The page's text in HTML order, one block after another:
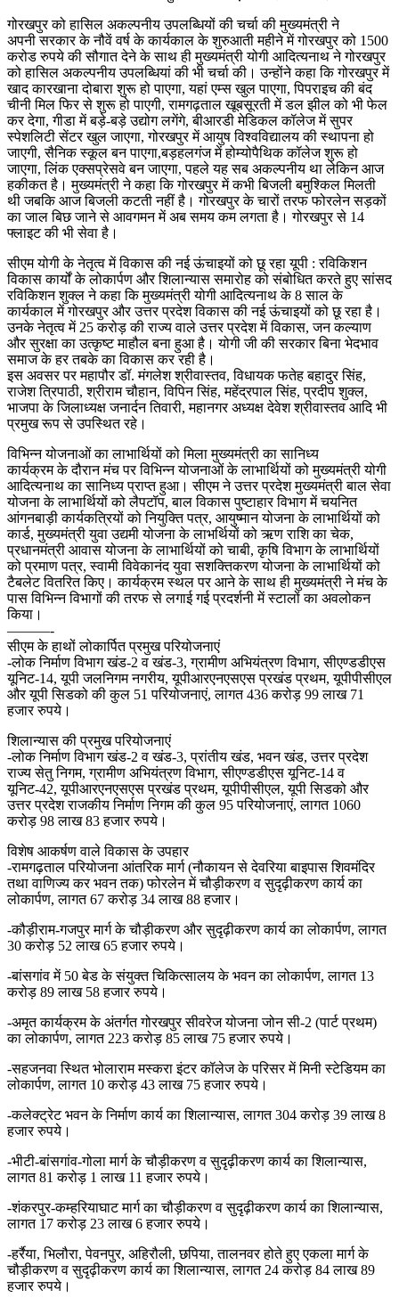
गोरखपुर को हासिल अकल्पनीय उपलब्धियों की चर्चा की मुख्यमंत्री ने
अपनी सरकार के नौवें वर्ष के कार्यकाल के शुरुआती महीने में गोरखपुर को 1500
करोड रुपये की सौगात देने के साथ ही मुख्यमंत्री योगी आदित्यनाथ ने गोरखपुर
को हासिल अकल्पनीय उपलब्धियां की भी चर्चा की। उन्होंने कहा कि गोरखपुर में
खाद कारखाना दोबारा शुरू हो पाएगा, यहां एम्स खुल पाएगा, पिपराइच की बंद
चीनी मिल फिर से शुरू हो पाएगी, रामगढ़ताल खूबसूरती में डल झील को भी फेल
कर देगा, गीडा में बड़े-बड़े उद्योग लगेंगे, बीआरडी मेडिकल कॉलेज में सुपर
स्पेशलिटी सेंटर खुल जाएगा, गोरखपुर में आयुष विश्वविद्यालय की स्थापना हो
जाएगी, सैनिक स्कूल बन पाएगा,बड़हलगंज में होम्योपैथिक कॉलेज शुरू हो
जाएगा, लिंक एक्सप्रेसवे बन जाएगा, पहले यह सब अकल्पनीय था लेकिन आज
हकीकत है। मुख्यमंत्री ने कहा कि गोरखपुर में कभी बिजली बमुश्किल मिलती
थी जबकि आज बिजली कटती नहीं है। गोरखपुर के चारों तरफ फोरलेन सड़कों
का जाल बिछ जाने से आवगमन में अब समय कम लगता है। गोरखपुर से 14
फ्लाइट की भी सेवा है।
सीएम योगी के नेतृत्व में विकास की नई ऊंचाइयों को छू रहा यूपी : रविकिशन
विकास कार्यों के लोकार्पण और शिलान्यास समारोह को संबोधित करते हुए सांसद
रविकिशन शुक्ल ने कहा कि मुख्यमंत्री योगी आदित्यनाथ के 8 साल के
कार्यकाल में गोरखपुर और उत्तर प्रदेश विकास की नई ऊंचाइयों को छू रहा है।
उनके नेतृत्व में 25 करोड़ की राज्य वाले उत्तर प्रदेश में विकास, जन कल्याण
और सुरक्षा का उत्कृष्ट माहौल बना हुआ है। योगी जी की सरकार बिना भेदभाव
समाज के हर तबके का विकास कर रही है।
इस अवसर पर महापौर डॉ. मंगलेश श्रीवास्तव, विधायक फतेह बहादुर सिंह,
राजेश त्रिपाठी, श्रीराम चौहान, विपिन सिंह, महेंद्रपाल सिंह, प्रदीप शुक्ल,
भाजपा के जिलाध्यक्ष जनार्दन तिवारी, महानगर अध्यक्ष देवेश श्रीवास्तव आदि भी
प्रमुख रूप से उपस्थित रहे।
विभिन्न योजनाओं का लाभार्थियों को मिला मुख्यमंत्री का सानिध्य
कार्यक्रम के दौरान मंच पर विभिन्न योजनाओं के लाभार्थियों को मुख्यमंत्री योगी
आदित्यनाथ का सानिध्य प्राप्त हुआ। सीएम ने उत्तर प्रदेश मुख्यमंत्री बाल सेवा
योजना के लाभार्थियों को लैपटॉप, बाल विकास पुष्टाहार विभाग में चयनित
आंगनबाड़ी कार्यकत्रियों को नियुक्ति पत्र, आयुष्मान योजना के लाभार्थियों को
कार्ड, मुख्यमंत्री युवा उद्यमी योजना के लाभर्थियों को ऋण राशि का चेक,
प्रधानमंत्री आवास योजना के लाभार्थियों को चाबी, कृषि विभाग के लाभार्थियों
को प्रमाण पत्र, स्वामी विवेकानंद युवा सशक्तिकरण योजना के लाभार्थियों को
टैबलेट वितरित किए। कार्यक्रम स्थल पर आने के साथ ही मुख्यमंत्री ने मंच के
पास विभिन्न विभागों की तरफ से लगाई गई प्रदर्शनी में स्टालों का अवलोकन
किया।
———-
सीएम के हाथों लोकार्पित प्रमुख परियोजनाएं
-लोक निर्माण विभाग खंड-2 व खंड-3, ग्रामीण अभियंत्रण विभाग, सीएण्डडीएस
यूनिट-14, यूपी जलनिगम नगरीय, यूपीआरएनएसएस प्रखंड प्रथम, यूपीपीसीएल
और यूपी सिडको की कुल 51 परियोजनाएं, लागत 436 करोड़ 99 लाख 71
हजार रुपये।
शिलान्यास की प्रमुख परियोजनाएं
-लोक निर्माण विभाग खंड-2 व खंड-3, प्रांतीय खंड, भवन खंड, उत्तर प्रदेश
राज्य सेतु निगम, ग्रामीण अभियंत्रण विभाग, सीएण्डडीएस यूनिट-14 व
यूनिट-42, यूपीआरएनएसएस प्रखंड प्रथम, यूपीपीसीएल, यूपी सिडको और
उत्तर प्रदेश राजकीय निर्माण निगम की कुल 95 परियोजनाएं, लागत 1060
करोड़ 98 लाख 83 हजार रुपये।
विशेष आकर्षण वाले विकास के उपहार
-रामगढ़ताल परियोजना आंतरिक मार्ग (नौकायन से देवरिया बाइपास शिवमंदिर
तथा वाणिज्य कर भवन तक) फोरलेन में चौड़ीकरण व सुदृढ़ीकरण कार्य का
लोकार्पण, लागत 67 करोड़ 34 लाख 88 हजार।
-कौड़ीराम-गजपुर मार्ग के चौड़ीकरण और सुदृढ़ीकरण कार्य का लोकार्पण, लागत
30 करोड़ 52 लाख 65 हजार रुपये।
-बांसगांव में 50 बेड के संयुक्त चिकित्सालय के भवन का लोकार्पण, लागत 13
करोड़ 89 लाख 58 हजार रुपये।
-अमृत कार्यक्रम के अंतर्गत गोरखपुर सीवरेज योजना जोन सी-2 (पार्ट प्रथम)
का लोकार्पण, लागत 223 करोड़ 85 लाख 75 हजार रुपये।
-सहजनवा स्थित भोलाराम मस्करा इंटर कॉलेज के परिसर में मिनी स्टेडियम का
लोकार्पण, लागत 10 करोड़ 43 लाख 75 हजार रुपये।
-कलेक्ट्रेट भवन के निर्माण कार्य का शिलान्यास, लागत 304 करोड़ 39 लाख 8
हजार रुपये।
-भीटी-बांसगांव-गोला मार्ग के चौड़ीकरण व सुदृढ़ीकरण कार्य का शिलान्यास,
लागत 81 करोड़ 1 लाख 11 हजार रुपये।
-शंकरपुर-कम्हरियाघाट मार्ग का चौड़ीकरण व सुदृढ़ीकरण कार्य का शिलान्यास,
लागत 17 करोड़ 23 लाख 6 हजार रुपये।
-हर्रैया, भिलौरा, पेवनपुर, अहिरौली, छपिया, तालनवर होते हुए एकला मार्ग के
चौड़ीकरण व सुदृढ़ीकरण कार्य का शिलान्यास, लागत 24 करोड़ 84 लाख 89
हजार रुपये।